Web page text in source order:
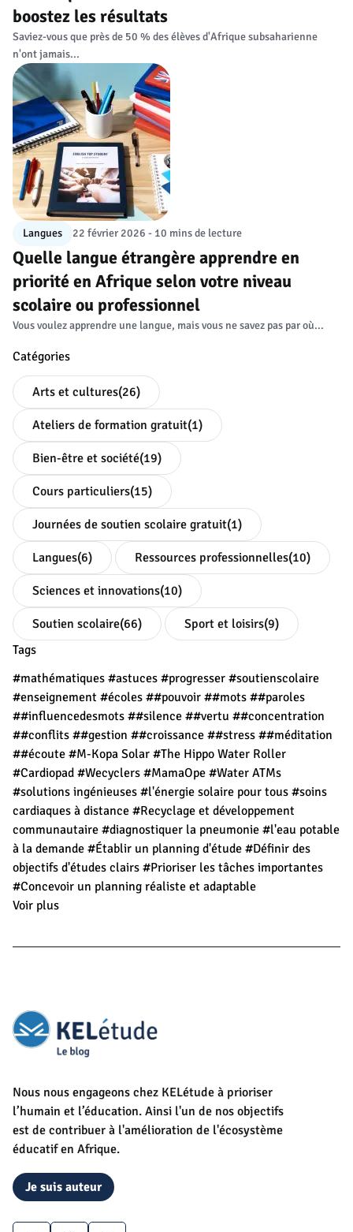
boostez les résultats
Saviez-vous que près de 50 % des élèves d'Afrique subsaharienne
n'ont jamais...
Langues 22 février 2026 - 10 mins de lecture
Quelle langue étrangère apprendre en
priorité en Afrique selon votre niveau
scolaire ou professionnel
Vous voulez apprendre une langue, mais vous ne savez pas par où...
Catégories
Arts et cultures(26)
Ateliers de formation gratuit(1)
Bien-être et société(19)
Cours particuliers(15)
Journées de soutien scolaire gratuit(1)
Langues(6) Ressources professionnelles(10)
Sciences et innovations(10)
Soutien scolaire(66) Sport et loisirs(9)
Tags
#mathématiques #astuces #progresser #soutienscolaire
#enseignement #écoles ##pouvoir ##mots ##paroles
##influencedesmots ##silence ##vertu ##concentration
##conflits ##gestion ##croissance ##stress ##méditation
##écoute #M-Kopa Solar #The Hippo Water Roller
#Cardiopad #Wecyclers #MamaOpe #Water ATMs
#solutions ingénieuses #l'énergie solaire pour tous #soins
cardiaques à distance #Recyclage et développement
communautaire #diagnostiquer la pneumonie #l'eau potable
à la demande #Établir un planning d'étude #Définir des
objectifs d'études clairs #Prioriser les tâches importantes
#Concevoir un planning réaliste et adaptable
Voir plus
Nous nous engageons chez KELétude à prioriser
l’humain et l’éducation. Ainsi l'un de nos objectifs
est de contribuer à l'amélioration de l'écosystème
éducatif en Afrique.
Je suis auteur